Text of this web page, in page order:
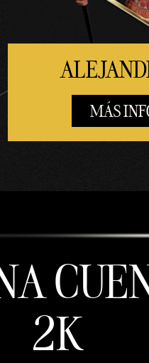
MÁS
2K